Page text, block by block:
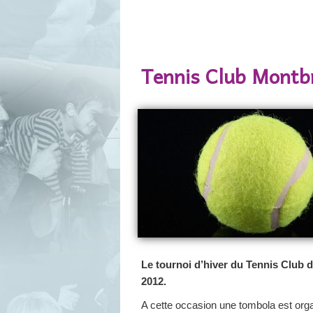
Tennis Club
Le tournoi d’hiver du Tennis Club
2012.
A cette occasion une tombola est